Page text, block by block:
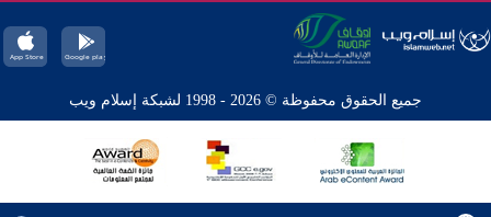
جميع الحقوق محفوظة © 2026 - 1998 لشبكة إسلام ويب